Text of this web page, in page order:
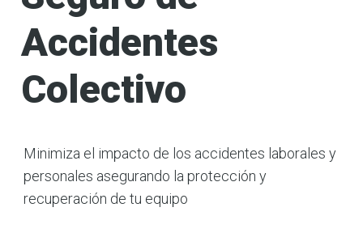
Accidentes
Colectivo
Minimiza el impacto de los accidentes laborales y
personales asegurando la protección y
recuperación de tu equipo